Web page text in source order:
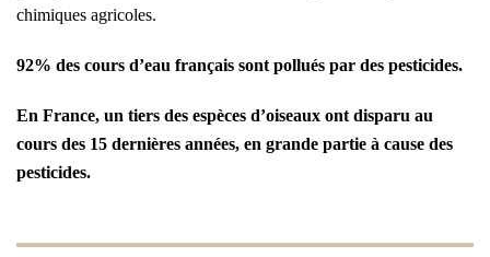
chimiques agricoles.
92% des cours d’eau français sont pollués par des pesticides.
En France, un tiers des espèces d’oiseaux ont disparu au
cours des 15 dernières années, en grande partie à cause des
pesticides.